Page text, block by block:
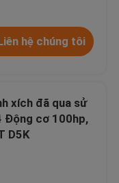
hệ chúng tôi
xích đã qua sử
Động cơ 100hp,
D5K